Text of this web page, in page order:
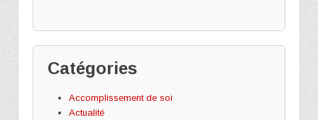
Catégories
Accomplissement de soi
Actualité